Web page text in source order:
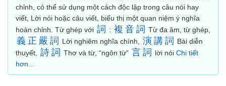
chỉnh, có thể sử dụng một cách độc lập trong câu nói hay
viết, Lời nói hoặc câu viết, biểu thị một quan niệm ý nghĩa
hoàn chỉnh. Từ ghép với 詞 : 複 音 詞 Từ đa âm, từ ghép,
義 正 嚴 詞 Lời nghiêm nghĩa chính, 演 講 詞
Bài diễn
thuyết,
詩 詞 Thơ và từ, “ngôn từ” 言 詞 lời nói Chi tiết
hơn...